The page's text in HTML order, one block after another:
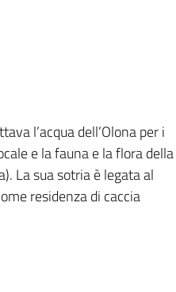
l’acqua dell’Olona per i
e la fauna e la flora della
La sua sotria è legata al
residenza di caccia